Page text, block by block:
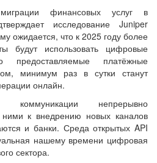
финансовых услуг в
исследование Juniper
ожидается, что к 2025 году более
будут использовать цифровые
предоставляемые платёжные
минимум раз в сутки станут
онлайн.
коммуникации непрерывно
к внедрению новых каналов
и банки. Среда открытых API
нашему времени цифровая
сектора.